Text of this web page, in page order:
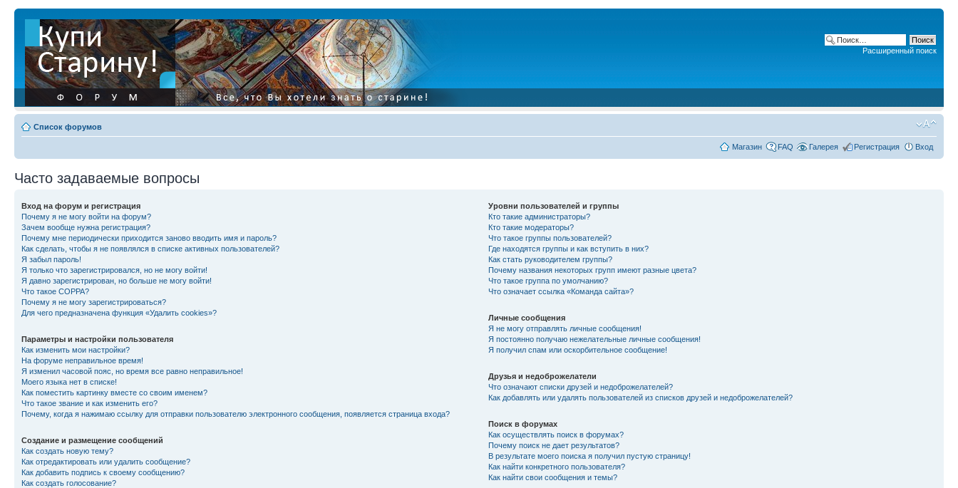
Расширенный поиск
Список форумов
Магазин FAQ Галерея Регистрация Вход
Часто задаваемые вопросы
Вход на форум и регистрация
Почему я не могу войти на форум?
Зачем вообще нужна регистрация?
Почему мне периодически приходится заново вводить имя и пароль?
Как сделать, чтобы я не появлялся в списке активных пользователей?
Я забыл пароль!
Я только что зарегистрировался, но не могу войти!
Я давно зарегистрирован, но больше не могу войти!
Что такое COPPA?
Почему я не могу зарегистрироваться?
Для чего предназначена функция «Удалить cookies»?
Параметры и настройки пользователя
Как изменить мои настройки?
На форуме неправильное время!
Я изменил часовой пояс, но время все равно неправильное!
Моего языка нет в списке!
Как поместить картинку вместе со своим именем?
Что такое звание и как изменить его?
Почему, когда я нажимаю ссылку для отправки пользователю электронного сообщения, появляется страница входа?
Создание и размещение сообщений
Как создать новую тему?
Как отредактировать или удалить сообщение?
Как добавить подпись к своему сообщению?
Как создать голосование?
Уровни пользователей и группы
Кто такие администраторы?
Кто такие модераторы?
Что такое группы пользователей?
Где находятся группы и как вступить в них?
Как стать руководителем группы?
Почему названия некоторых групп имеют разные цвета?
Что такое группа по умолчанию?
Что означает ссылка «Команда сайта»?
Личные сообщения
Я не могу отправлять личные сообщения!
Я постоянно получаю нежелательные личные сообщения!
Я получил спам или оскорбительное сообщение!
Друзья и недоброжелатели
Что означают списки друзей и недоброжелателей?
Как добавлять или удалять пользователей из списков друзей и недоброжелателей?
Поиск в форумах
Как осуществлять поиск в форумах?
Почему поиск не дает результатов?
В результате моего поиска я получил пустую страницу!
Как найти конкретного пользователя?
Как найти свои сообщения и темы?